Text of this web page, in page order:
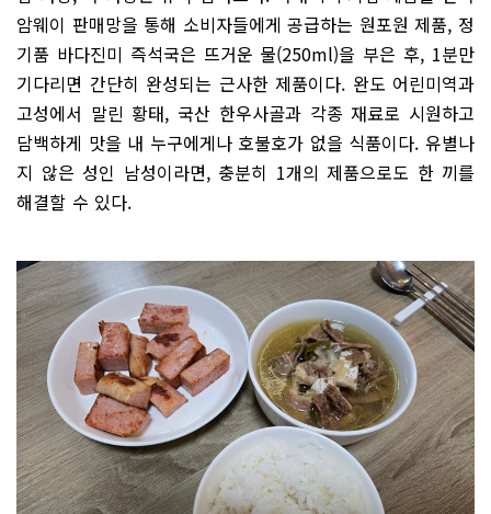
암웨이 판매망을 통해 소비자들에게 공급하는 원포원 제품, 정
기품 바다진미 즉석국은 뜨거운 물(250ml)을 부은 후, 1분만
기다리면 간단히 완성되는 근사한 제품이다. 완도 어린미역과
고성에서 말린 황태, 국산 한우사골과 각종 재료로 시원하고
담백하게 맛을 내 누구에게나 호불호가 없을 식품이다. 유별나
지 않은 성인 남성이라면, 충분히 1개의 제품으로도 한 끼를
해결할 수 있다.